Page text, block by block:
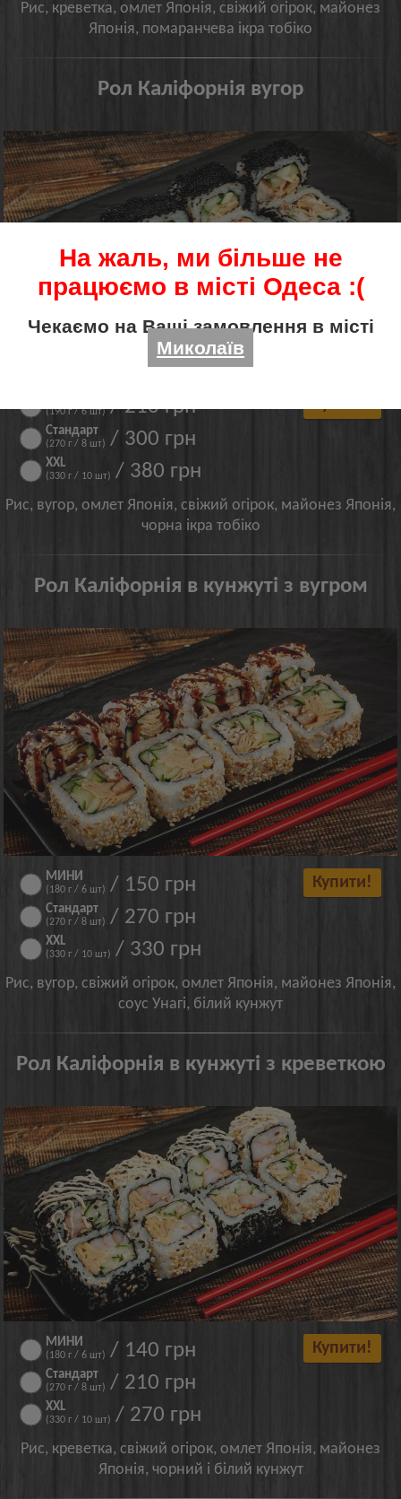
На жаль, ми більше не
працюємо в місті Одеса :(
Чекаємо на Ваші замовлення в місті
Миколаїв
Рис, креветка, омлет Японія, свіжий огірок, майонез
Японія, помаранчева ікра тобіко
Рол Каліфорнія вугор
(190 г / 6 шт) / 210 грн
Стандарт
(270 г / 8 шт) / 300 грн
XXL
(330 г / 10 шт) / 380 грн
Рис, вугор, омлет Японія, свіжий огірок, майонез Японія,
чорна ікра тобіко
Рол Каліфорнія в кунжуті з вугром
МИНИ
(180 г / 6 шт) / 150 грн
Стандарт
(270 г / 8 шт) / 270 грн
XXL
(330 г / 10 шт) / 330 грн
Купити!
Рис, вугор, свіжий огірок, омлет Японія, майонез Японія,
соус Унагі, білий кунжут
Рол Каліфорнія в кунжуті з креветкою
МИНИ
(180 г / 6 шт) / 140 грн
Стандарт
(270 г / 8 шт) / 210 грн
XXL
(330 г / 10 шт) / 270 грн
Купити!
Рис, креветка, свіжий огірок, омлет Японія, майонез
Японія, чорний і білий кунжут